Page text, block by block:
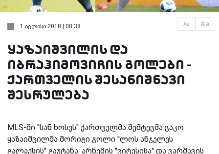
Aa Aa
1 ივლისი 2018 | 08:38
ყაზაიშვილის და
იბრაჰიმოვიჩის გოლები -
ქართველის შესანიშნავი
შესრულება
MLS-ში ''სან ხოსეს'' ქართველმა შემტევმა ვაკო
ყაზაიშვილმა მორიგი გოლი ''ლოს ანჯელეს
გალაქსის'' გაუტანა. არნემის ''ვიტესისა'' და ვარშავის